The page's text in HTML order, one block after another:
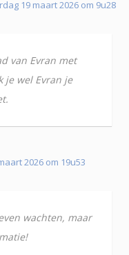
19 maart 2026 om 9u28
van Evran met
je wel Evran je
2026 om 19u53
wachten, maar